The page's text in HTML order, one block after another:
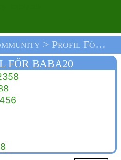
ZooValley Community > Profil För Baba20 > Välkommen
FÖR BABA20
456